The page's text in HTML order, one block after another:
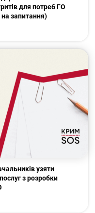
для потреб ГО
запитання)
узяти
з розробки